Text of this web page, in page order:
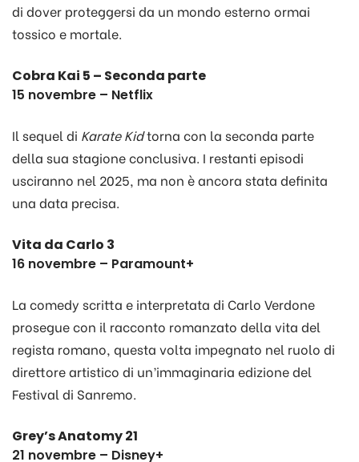
di dover proteggersi da un mondo esterno ormai
tossico e mortale.
Cobra Kai 5 – Seconda parte
15 novembre – Netflix
Il sequel di Karate Kidtorna con la seconda parte
della sua stagione conclusiva. I restanti episodi
usciranno nel 2025, ma non è ancora stata definita
una data precisa.
Vita da Carlo 3
16 novembre – Paramount+
La comedy scritta e interpretata di Carlo Verdone
prosegue con il racconto romanzato della vita del
regista romano, questa volta impegnato nel ruolo di
direttore artistico di un’immaginaria edizione del
Festival di Sanremo.
Grey’s Anatomy 21
21 novembre – Disney+